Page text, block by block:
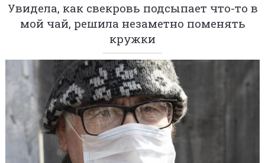
Увидела, как свекровь подсыпает что-то в
мой чай, решила незаметно поменять
кружки